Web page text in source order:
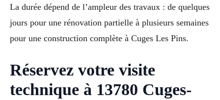
La durée dépend de l’ampleur des travaux : de quelques
jours pour une rénovation partielle à plusieurs semaines
pour une construction complète à Cuges Les Pins.
Réservez votre visite
technique à 13780 Cuges-